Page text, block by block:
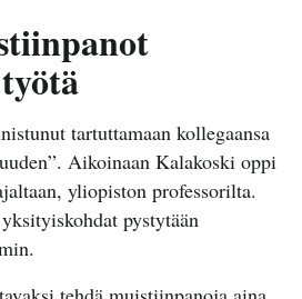
tartuttamaan kollegaansa
Aikoinaan Kalakoski oppi
yliopiston professorilta.
pystytään